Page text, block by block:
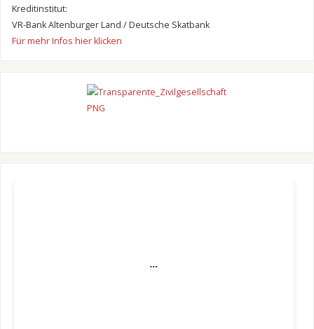
Kreditinstitut:
VR-Bank Altenburger Land / Deutsche Skatbank
Für mehr Infos hier klicken